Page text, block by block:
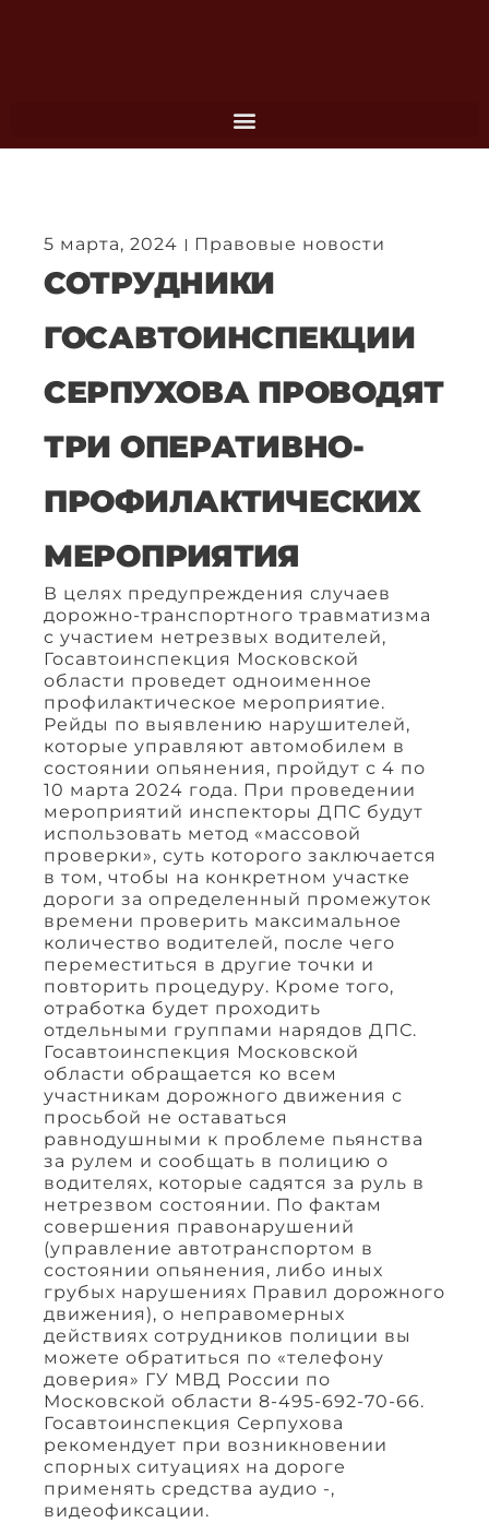
5 марта, 2024 Правовые новости
СОТРУДНИКИ
ГОСАВТОИНСПЕКЦИИ
СЕРПУХОВА ПРОВОДЯТ
ТРИ ОПЕРАТИВНО-
ПРОФИЛАКТИЧЕСКИХ
МЕРОПРИЯТИЯ
В целях предупреждения случаев
дорожно-транспортного травматизма
с участием нетрезвых водителей,
Госавтоинспекция Московской
области проведет одноименное
профилактическое мероприятие.
Рейды по выявлению нарушителей,
которые управляют автомобилем в
состоянии опьянения, пройдут с 4 по
10 марта 2024 года. При проведении
мероприятий инспекторы ДПС будут
использовать метод «массовой
проверки», суть которого заключается
в том, чтобы на конкретном участке
дороги за определенный промежуток
времени проверить максимальное
количество водителей, после чего
переместиться в другие точки и
повторить процедуру. Кроме того,
отработка будет проходить
отдельными группами нарядов ДПС.
Госавтоинспекция Московской
области обращается ко всем
участникам дорожного движения с
просьбой не оставаться
равнодушными к проблеме пьянства
за рулем и сообщать в полицию о
водителях, которые садятся за руль в
нетрезвом состоянии. По фактам
совершения правонарушений
(управление автотранспортом в
состоянии опьянения, либо иных
грубых нарушениях Правил дорожного
движения), о неправомерных
действиях сотрудников полиции вы
можете обратиться по «телефону
доверия» ГУ МВД России по
Московской области 8-495-692-70-66.
Госавтоинспекция Серпухова
рекомендует при возникновении
спорных ситуациях на дороге
применять средства аудио -,
видеофиксации.